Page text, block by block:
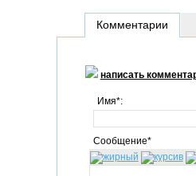
Комментарии
написать
Имя*:
Сообщение*